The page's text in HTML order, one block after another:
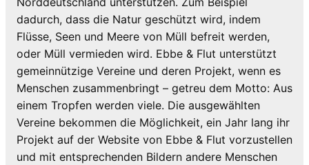
dadurch, dass die Natur geschützt wird, indem
Flüsse, Seen und Meere von Müll befreit werden,
oder Müll vermieden wird. Ebbe & Flut unterstützt
gemeinnützige Vereine und deren Projekt, wenn es
Menschen zusammenbringt – getreu dem Motto: Aus
einem Tropfen werden viele. Die ausgewählten
Vereine bekommen die Möglichkeit, ein Jahr lang ihr
Projekt auf der Website von Ebbe & Flut vorzustellen
und mit entsprechenden Bildern andere Menschen